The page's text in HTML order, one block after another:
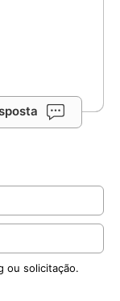
ou solicitação.